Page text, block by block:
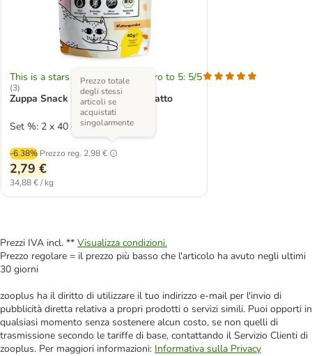
This is a stars rating area from zero to 5: 5/5
(3)
Zuppa Snack STRAYZ BIO per gatto
Set %: 2 x 40 g
-6.38% Prezzo reg. 2,98 €
Prezzo totale
degli stessi
articoli se
acquistati
singolarmente
2,79 €
34,88 € / kg
Prezzi IVA incl. ** Visualizza condizioni.
Prezzo regolare = il prezzo più basso che l'articolo ha avuto negli ultimi
30 giorni
zooplus ha il diritto di utilizzare il tuo indirizzo e-mail per l'invio di
pubblicità diretta relativa a propri prodotti o servizi simili. Puoi opporti in
qualsiasi momento senza sostenere alcun costo, se non quelli di
trasmissione secondo le tariffe di base, contattando il Servizio Clienti di
zooplus. Per maggiori informazioni: Informativa sulla Privacy